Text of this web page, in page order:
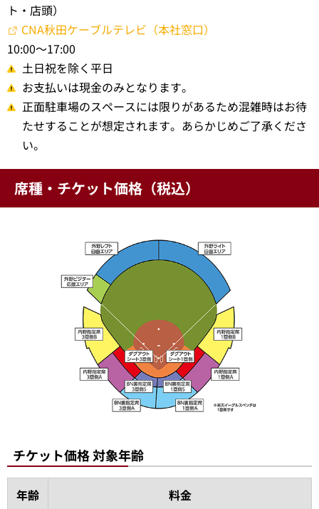
ト・店頭）
CNA秋田ケーブルテレビ（本社窓口）
10:00～17:00
土日祝を除く平日
お支払いは現金のみとなります。
正面駐車場のスペースには限りがあるため混雑時はお待
たせすることが想定されます。あらかじめご了承くださ
い。
席種・チケット価格（税込）
チケット価格 対象年齢
年齢 料金